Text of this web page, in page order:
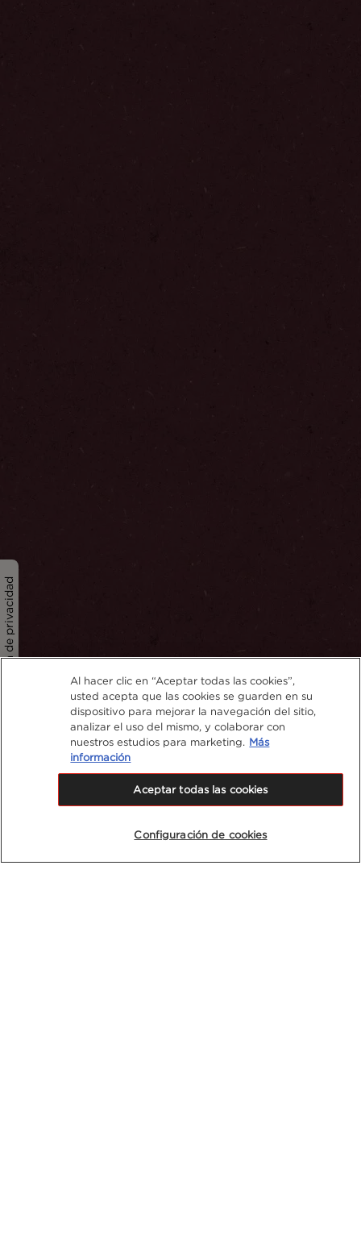
Política de privacidad
Al hacer clic en “Aceptar todas las cookies”,
usted acepta que las cookies se guarden en su
dispositivo para mejorar la navegación del sitio,
analizar el uso del mismo, y colaborar con
nuestros estudios para marketing. Más
información
Configuración de cookies
Aceptar todas las cookies